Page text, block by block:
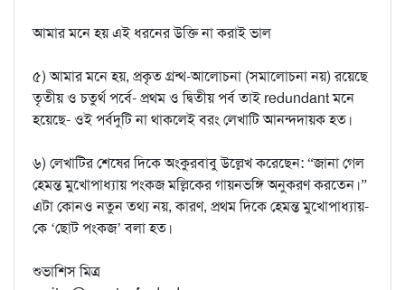
আমার মনে হয় এই ধরনের উক্তি না করাই ভাল
৫) আমার মনে হয়, প্রকৃত গ্রন্থ-আলোচনা (সমালোচনা নয়) রয়েছে
তৃতীয় ও চতুর্থ পর্বে- প্রথম ও দ্বিতীয় পর্ব তাই redundant মনে
হয়েছে- ওই পর্বদুটি না থাকলেই বরং লেখাটি আনন্দদায়ক হত।
৬) লেখাটির শেষের দিকে অংকুরবাবু উল্লেখ করেছেন: “জানা গেল
হেমন্ত মুখোপাধ্যায় পংকজ মল্লিকের গায়নভঙ্গি অনুকরণ করতেন।”
এটা কোনও নতুন তথ্য নয়, কারণ, প্রথম দিকে হেমন্ত মুখোপাধ্যায়-
কে ‘ছোট পংকজ’ বলা হত।
শুভাশিস মিত্র